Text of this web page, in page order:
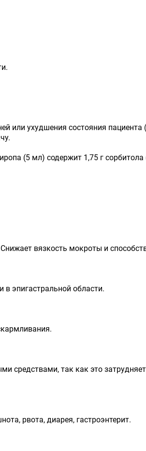
или ухудшения состояния
(5 мл) содержит 1,75 г сорбитола
вязкость мокроты и
в эпигастральной области.
средствами, так как это
рвота, диарея, гастроэнтерит.